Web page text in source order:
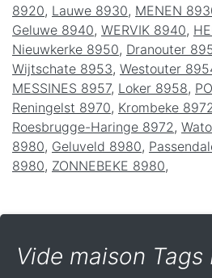
8920, Lauwe 8930, MENEN
Geluwe 8940, WERVIK 8940,
Nieuwkerke 8950, Dranouter
Wijtschate 8953, Westouter
MESSINES 8957, Loker 8958,
Reningelst 8970, Krombeke 8972
Roesbrugge-Haringe 8972 ,
8980, Geluveld 8980,
8980, ZONNEBEKE 8980,
Vide maison Tags